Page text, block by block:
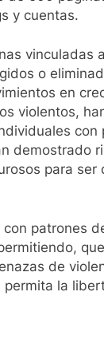
y cuentas.
vinculadas
o
en
violentos,
con
demostrado
para ser
patrones
de
la